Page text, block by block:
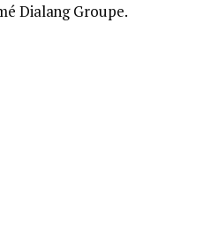
Dialang Groupe.